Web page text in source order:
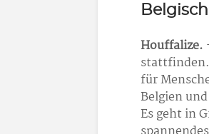
Houffalize.
für
Belgien
Es geht in